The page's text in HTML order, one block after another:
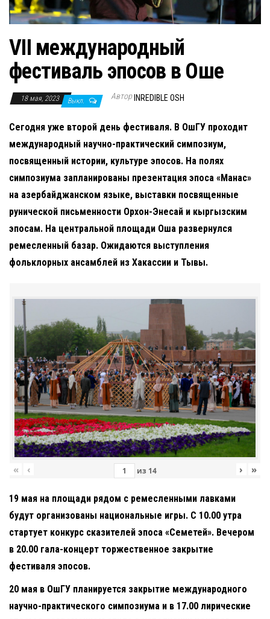
а
VII международный
фестиваль эпосов в Оше
18 мая, 2023 Выкл. Автор INREDIBLE OSH
Сегодня уже второй день фестиваля. В ОшГУ проходит
международный научно-практический симпозиум,
посвященный истории, культуре эпосов. На полях
симпозиума запланированы презентация эпоса «Манас»
на азербайджанском языке, выставки посвященные
рунической письменности Орхон-Энесай и кыргызским
эпосам. На центральной площади Оша развернулся
ремесленный базар. Ожидаются выступления
фольклорных ансамблей из Хакассии и Тывы.
« ‹ из 14 › »
19 мая на площади рядом с ремесленными лавками
будут организованы национальные игры. С 10.00 утра
стартует конкурс сказителей эпоса «Семетей». Вечером
в 20.00 гала-концерт торжественное закрытие
фестиваля эпосов.
20 мая в ОшГУ планируется закрытие международного
научно-практического симпозиума и в 17.00 лирические